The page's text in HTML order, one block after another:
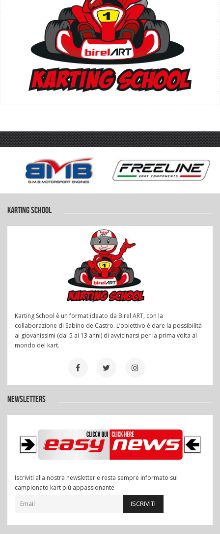
KARTING SCHOOL
Karting School è un format ideato da Birel ART, con la
collaborazione di Sabino de Castro. L’obiettivo è dare la possibilità
ai giovanissimi (dai 5 ai 13 anni) di avvicinarsi per la prima volta al
mondo del kart.
NEWSLETTERS
Iscriviti alla nostra newsletter e resta sempre informato sul
campionato kart più appassionante
ISCRIVITI